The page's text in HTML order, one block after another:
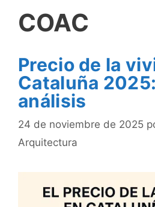
COAC
Precio de la
Cataluña
análisis
24 de noviembre de 2025
Arquitectura